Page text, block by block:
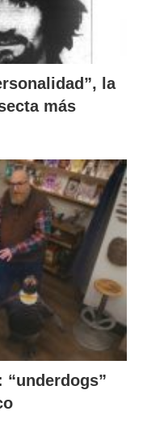
la
más
“underdogs”